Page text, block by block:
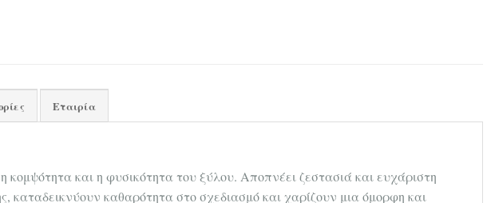
Εταιρία
και η φυσικότητα του ξύλου. Αποπνέει ζεστασιά και ευχάριστη
καθαρότητα στο σχεδιασμό και χαρίζουν μια όμορφη και